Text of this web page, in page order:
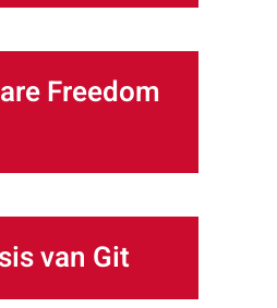
Freedom
van Git